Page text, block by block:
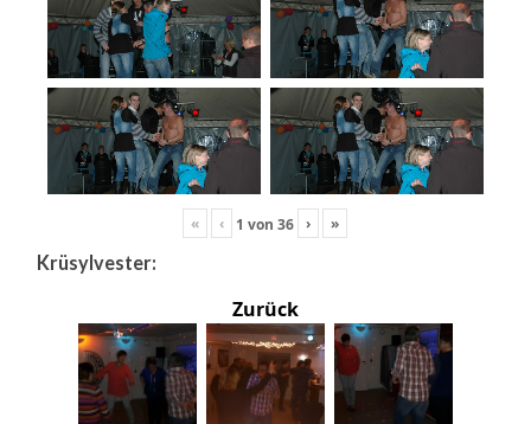
« ‹ 1 von36 › »
Krüsylvester:
Zurück